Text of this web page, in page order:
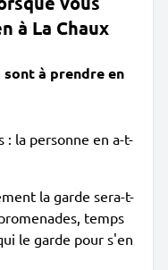
à La Chaux
à prendre en
: la personne en a-t-
la garde sera-t-
temps
le garde pour s'en